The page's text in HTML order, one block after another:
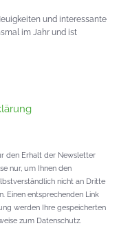
und interessante
im Jahr und ist
den Erhalt der Newsletter
nur, um Ihnen den
nicht an Dritte
Einen entsprechenden Link
werden Ihre gespeicherten
zum Datenschutz.